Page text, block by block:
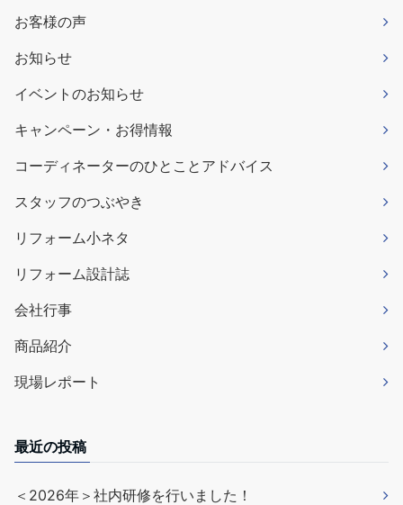
お客様の声
お知らせ
イベントのお知らせ
キャンペーン・お得情報
コーディネーターのひとことアドバイス
スタッフのつぶやき
リフォーム小ネタ
リフォーム設計誌
会社行事
商品紹介
現場レポート
最近の投稿
＜2026年＞社内研修を行いました！